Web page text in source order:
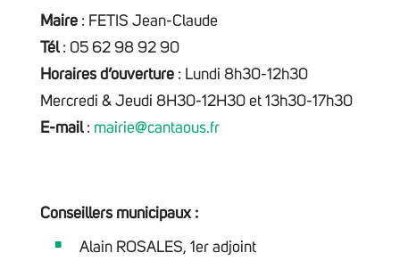
Maire : FETIS Jean-Claude
Tél : 05 62 98 92 90
Horaires d’ouverture: Lundi 8h30-12h30
Mercredi & Jeudi 8H30-12H30 et 13h30-17h30
E-mail: mairie@cantaous.fr
Conseillers municipaux :
Alain ROSALES, 1er adjoint